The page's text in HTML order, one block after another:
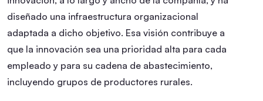
diseñado una infraestructura organizacional
adaptada a dicho objetivo. Esa visión contribuye a
que la innovación sea una prioridad alta para cada
empleado y para su cadena de abastecimiento,
incluyendo grupos de productores rurales.